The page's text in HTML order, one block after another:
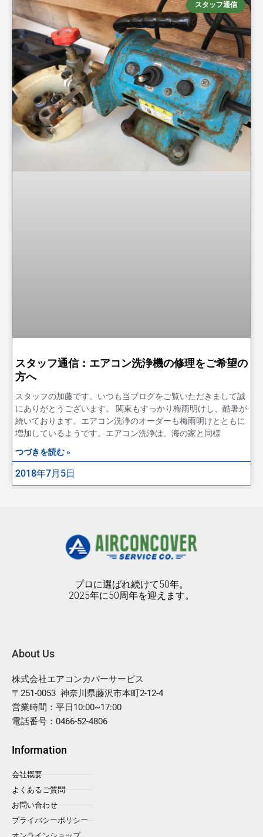
スタッフ通信
スタッフ通信：エアコン洗浄機の修理をご希望の
方へ
スタッフの加藤です。いつも当ブログをご覧いただきまして誠
にありがとうございます。 関東もすっかり梅雨明けし、酷暑が
続いております。エアコン洗浄のオーダーも梅雨明けとともに
増加しているようです。エアコン洗浄は、海の家と同様
つづきを読む »
2018年7月5日
プロに選ばれ続けて50年。
2025年に50周年を迎えます。
About Us
株式会社エアコンカバーサービス
〒251-0053 神奈川県藤沢市本町2-12-4
営業時間：平日10:00~17:00
電話番号：0466-52-4806
Information
会社概要
よくあるご質問
お問い合わせ
プライバシーポリシー